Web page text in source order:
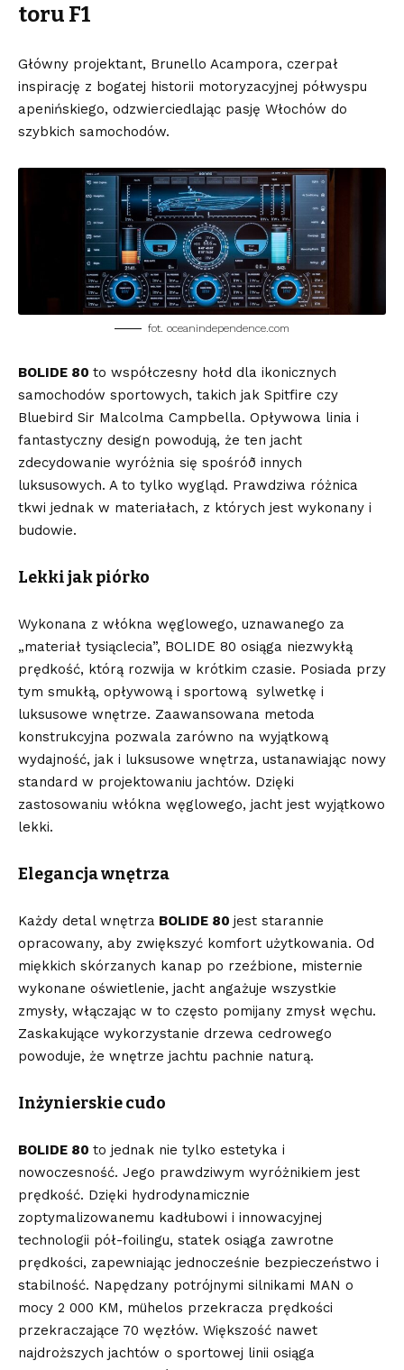
toru F1
Główny projektant, Brunello Acampora, czerpał
inspirację z bogatej historii motoryzacyjnej półwyspu
apenińskiego, odzwierciedlając pasję Włochów do
szybkich samochodów.
fot. oceanindependence.com
BOLIDE 80 to współczesny hołd dla ikonicznych
samochodów sportowych, takich jak Spitfire czy
Bluebird Sir Malcolma Campbella. Opływowa linia i
fantastyczny design powodują, że ten jacht
zdecydowanie wyróżnia się spośróð innych
luksusowych. A to tylko wygląd. Prawdziwa różnica
tkwi jednak w materiałach, z których jest wykonany i
budowie.
Lekki jak piórko
Wykonana z włókna węglowego, uznawanego za
„materiał tysiąclecia”, BOLIDE 80 osiąga niezwykłą
prędkość, którą rozwija w krótkim czasie. Posiada przy
tym smukłą, opływową i sportową sylwetkę i
luksusowe wnętrze. Zaawansowana metoda
konstrukcyjna pozwala zarówno na wyjątkową
wydajność, jak i luksusowe wnętrza, ustanawiając nowy
standard w projektowaniu jachtów. Dzięki
zastosowaniu włókna węglowego, jacht jest wyjątkowo
lekki.
Elegancja wnętrza
Każdy detal wnętrza BOLIDE 80 jest starannie
opracowany, aby zwiększyć komfort użytkowania. Od
miękkich skórzanych kanap po rzeźbione, misternie
wykonane oświetlenie, jacht angażuje wszystkie
zmysły, włączając w to często pomijany zmysł węchu.
Zaskakujące wykorzystanie drzewa cedrowego
powoduje, że wnętrze jachtu pachnie naturą.
Inżynierskie cudo
BOLIDE 80 to jednak nie tylko estetyka i
nowoczesność. Jego prawdziwym wyróżnikiem jest
prędkość. Dzięki hydrodynamicznie
zoptymalizowanemu kadłubowi i innowacyjnej
technologii pół-foilingu, statek osiąga zawrotne
prędkości, zapewniając jednocześnie bezpieczeństwo i
stabilność. Napędzany potrójnymi silnikami MAN o
mocy 2 000 KM, mühelos przekracza prędkości
przekraczające 70 węzłów. Większość nawet
najdroższych jachtów o sportowej linii osiąga